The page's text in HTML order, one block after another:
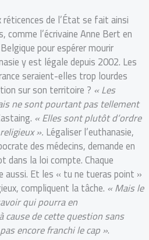
réticences de l’État se fait ainsi
comme l’écrivaine Anne Bert en
pour espérer mourir
y est légale depuis 2002. Les
seraient-elles trop lourdes
sur son territoire ? « Les
ne sont pourtant pas tellement
« Elles sont plutôt d’ordre
». Légaliser l’euthanasie,
des médecins, demande en
la loi compte. Chaque
Et les « tu ne tueras point »
compliquent la tâche. « Mais le
qui pourra en
cause de cette question sans
encore franchi le cap ».